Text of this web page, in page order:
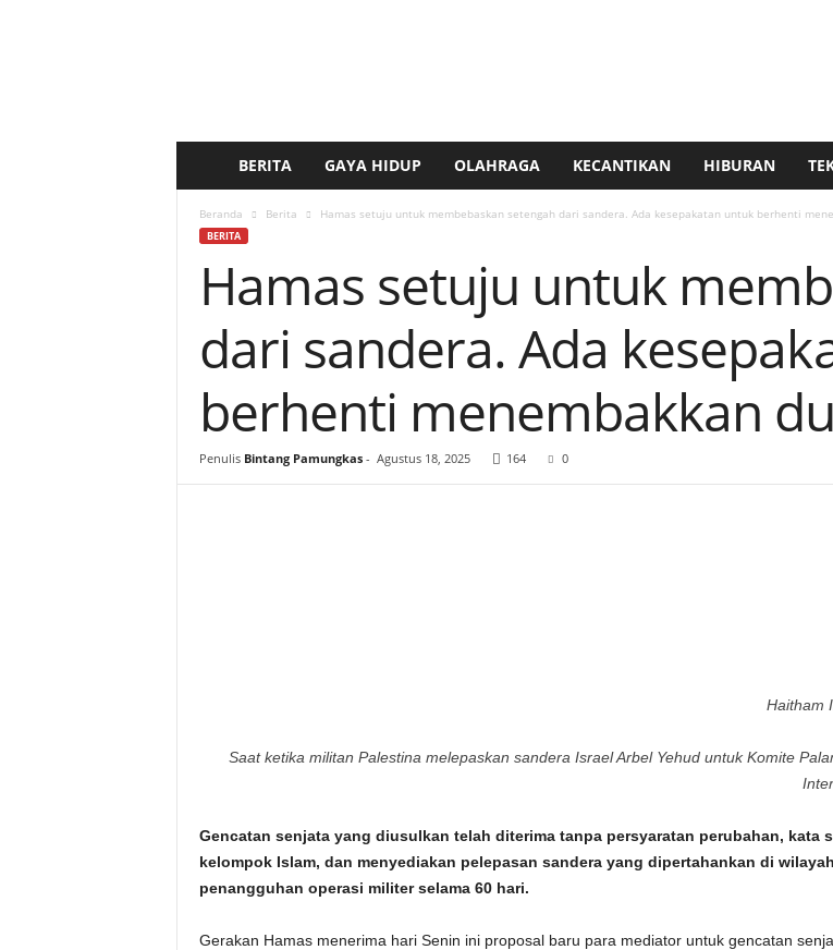
e
t
a
c
o
BERITA GAYA HIDUP OLAHRAGA KECANTIKAN HIBURAN
Beranda Berita Hamas setuju untuk membebaskan setengah dari sandera. Ada kesepakatan untuk berhenti
BERITA
Hamas setuju untuk
dari sandera. Ada
berhenti menembakkan
Penulis Bintang Pamungkas- Agustus 18, 2025 164 0
Haitham
Saat ketika militan Palestina melepaskan sandera Israel Arbel Yehud untuk Komite
Gencatan senjata yang diusulkan telah diterima tanpa persyaratan perubahan, kata
kelompok Islam, dan menyediakan pelepasan sandera yang dipertahankan di
penangguhan operasi militer selama 60 hari.
Gerakan Hamas menerima hari Senin ini proposal baru para mediator untuk gencatan